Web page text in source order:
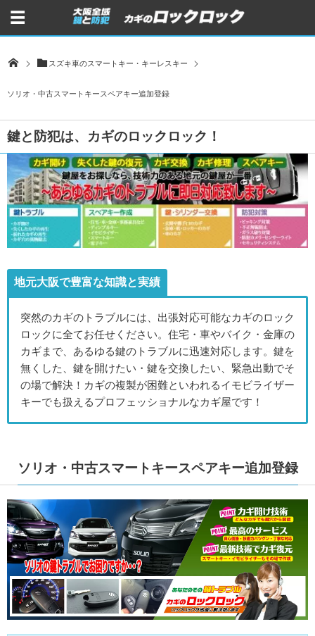
スズキ車のスマートキー・キーレスキー
ソリオ・中古スマートキースペアキー追加登録
鍵と防犯は、カギのロックロック！
地元大阪で豊富な知識と実績
突然のカギのトラブルには、出張対応可能なカギのロック
ロックに全てお任せください。住宅・車やバイク・金庫の
カギまで、あるゆる鍵のトラブルに迅速対応します。鍵を
無くした、鍵を開けたい・鍵を交換したい、緊急出動でそ
の場で解決！カギの複製が困難といわれるイモビライザー
キーでも扱えるプロフェッショナルなカギ屋です！
ソリオ・中古スマートキースペアキー追加登録